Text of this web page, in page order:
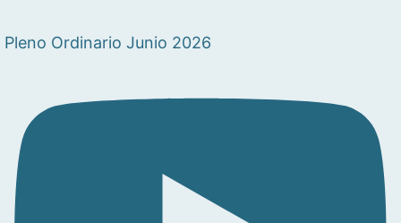
Pleno Ordinario Junio 2026